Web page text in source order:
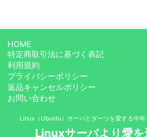
HOME
特定商取引法に基づく表記
利用規約
プライバシーポリシー
返品キャンセルポリシー
お問い合わせ
Linux（Ubuntu）サーバとダーツを愛する中年
Linuxサーバより愛を